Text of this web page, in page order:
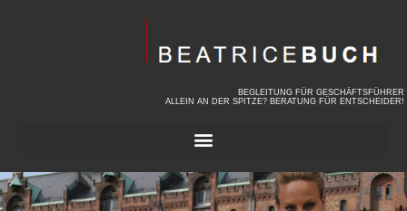
BEGLEITUNG FÜR GESCHÄFTSFÜHRER
ALLEIN AN DER SPITZE? BERATUNG FÜR ENTSCHEIDER!